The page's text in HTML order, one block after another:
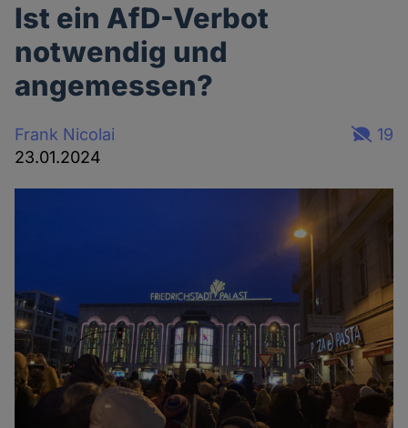
Ist ein AfD-Verbot
notwendig und
angemessen?
Frank Nicolai
23.01.2024
19